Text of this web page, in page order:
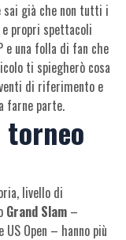
sai già che non tutti i
e propri spettacoli
e una folla di fan che
ti spiegherò cosa
di riferimento e
farne parte.
torneo
livello di
Grand Slam –
Open – hanno più